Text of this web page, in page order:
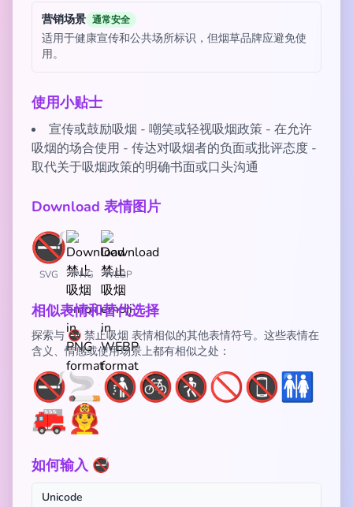
营销场景 通常安全
适用于健康宣传和公共场所标识，但烟草品牌应避免使
用。
使用小贴士
宣传或鼓励吸烟 - 嘲笑或轻视吸烟政策 - 在允许
吸烟的场合使用 - 传达对吸烟者的负面或批评态度 -
取代关于吸烟政策的明确书面或口头沟通
Download 表情图片
SVG PNG WEBP
相似表情和替代选择
探索与 🚭 禁止吸烟 表情相似的其他表情符号。这些表情在
含义、情感或使用场景上都有相似之处：
🚭🚬🚯🚳🚷🚫📵🚻
🚒👨‍🚒
如何输入 🚭
Unicode